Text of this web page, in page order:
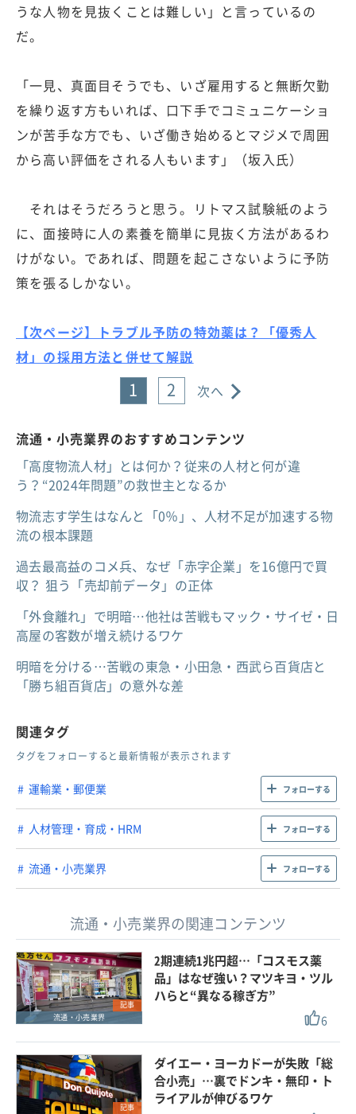
うな人物を見抜くことは難しい」と言っているの
だ。
「一見、真面目そうでも、いざ雇用すると無断欠勤
を繰り返す方もいれば、口下手でコミュニケーショ
ンが苦手な方でも、いざ働き始めるとマジメで周囲
から高い評価をされる人もいます」（坂入氏）
それはそうだろうと思う。リトマス試験紙のよう
に、面接時に人の素養を簡単に見抜く方法があるわ
けがない。であれば、問題を起こさないように予防
策を張るしかない。
【次ページ】トラブル予防の特効薬は？「優秀人
材」の採用方法と併せて解説
1 2 次へ
流通・小売業界のおすすめコンテンツ
「高度物流人材」とは何か？従来の人材と何が違
う？“2024年問題”の救世主となるか
物流志す学生はなんと「0％」、人材不足が加速する物
流の根本課題
過去最高益のコメ兵、なぜ「赤字企業」を16億円で買
収？ 狙う「売却前データ」の正体
「外食離れ」で明暗…他社は苦戦もマック・サイゼ・日
高屋の客数が増え続けるワケ
明暗を分ける…苦戦の東急・小田急・西武ら百貨店と
「勝ち組百貨店」の意外な差
関連タグ
タグをフォローすると最新情報が表示されます
運輸業・郵便業 フォローする
人材管理・育成・HRM フォローする
流通・小売業界 フォローする
流通・小売業界の関連コンテンツ
記事
流通・小売業界
2期連続1兆円超…「コスモス薬
品」はなぜ強い？マツキヨ・ツル
ハらと“異なる稼ぎ方”
6
記事
ダイエー・ヨーカドーが失敗「総
合小売」…裏でドンキ・無印・ト
ライアルが伸びるワケ